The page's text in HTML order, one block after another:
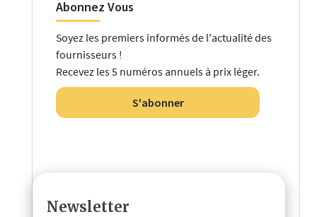
Abonnez Vous
Soyez les premiers informés de l'actualité des
fournisseurs !
Recevez les 5 numéros annuels à prix léger.
S'abonner
Newsletter